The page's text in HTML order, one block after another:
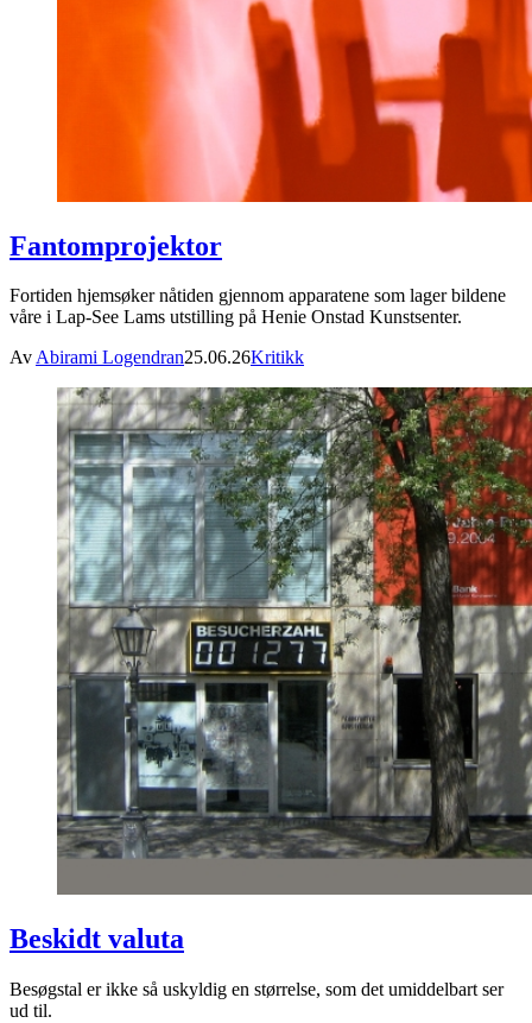
Fantomprojektor
Fortiden hjemsøker nåtiden gjennom apparatene som lager bildene
våre i Lap-See Lams utstilling på Henie Onstad Kunstsenter.
AvAbirami Logendran25.06.26Kritikk
Beskidt valuta
Besøgstal er ikke så uskyldig en størrelse, som det umiddelbart ser
ud til.